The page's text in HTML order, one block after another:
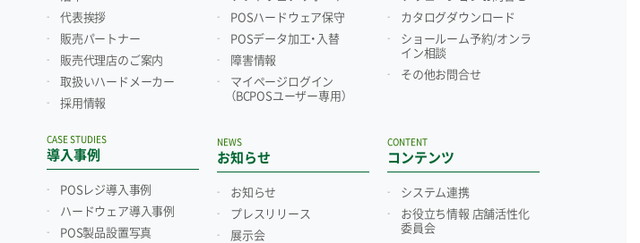
代表挨拶
販売パートナー
販売代理店のご案内
取扱いハードメーカー
採用情報
導入事例
CASE STUDIES
POSレジ導入事例
ハードウェア導入事例
POS製品設置写真
POSハードウェア保守
POSデータ加工・入替
障害情報
マイページログイン
（BCPOSユーザー専用）
お知らせ
NEWS
お知らせ
プレスリリース
展示会
カタログダウンロード
ショールーム予約/オンラ
イン相談
その他お問合せ
コンテンツ
CONTENT
システム連携
お役立ち情報 店舗活性化
委員会